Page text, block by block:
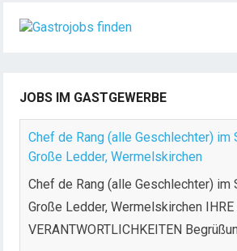
JOBS IM GASTGEWERBE
Chef de Rang (alle Geschlechter) im
Große Ledder, Wermelskirchen
Chef de Rang (alle Geschlechter) im
Große Ledder, Wermelskirchen IHRE
VERANTWORTLICHKEITEN